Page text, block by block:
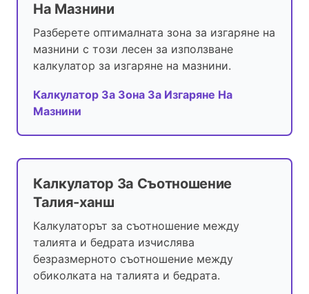
На Мазнини
Разберете оптималната зона за изгаряне на
мазнини с този лесен за използване
калкулатор за изгаряне на мазнини.
Калкулатор За Зона За Изгаряне На
Мазнини
Калкулатор За Съотношение
Талия-ханш
Калкулаторът за съотношение между
талията и бедрата изчислява
безразмерното съотношение между
обиколката на талията и бедрата.